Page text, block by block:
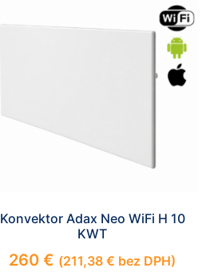
Konvektor Adax Neo WiFi H 10
KWT
260 € (211,38 € bez DPH)